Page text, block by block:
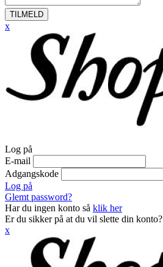
TILMELD
x
Log på
E-mail
Adgangskode
Log på
Glemt password?
Har du ingen konto så klik her
Er du sikker på at du vil slette din konto?
x